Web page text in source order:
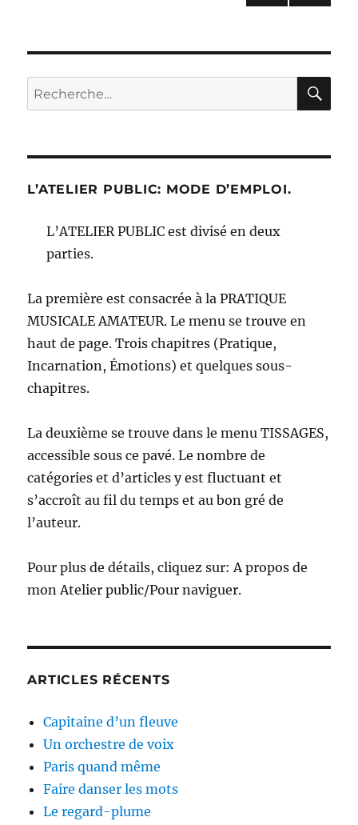
publications
ANT
E
Recherche
pour :
L’ATELIER PUBLIC: MODE D’EMPLOI.
L’ATELIER PUBLIC est divisé en deux
parties.
La première est consacrée à la PRATIQUE
MUSICALE AMATEUR. Le menu se trouve en
haut de page. Trois chapitres (Pratique,
Incarnation, Émotions) et quelques sous-
chapitres.
La deuxième se trouve dans le menu TISSAGES,
accessible sous ce pavé. Le nombre de
catégories et d’articles y est fluctuant et
s’accroît au fil du temps et au bon gré de
l’auteur.
Pour plus de détails, cliquez sur: A propos de
mon Atelier public/Pour naviguer.
ARTICLES RÉCENTS
Capitaine d’un fleuve
Un orchestre de voix
Paris quand même
Faire danser les mots
Le regard-plume